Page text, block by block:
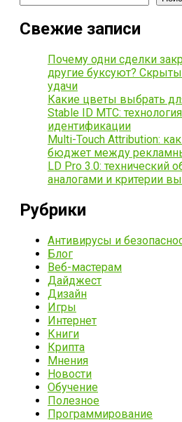
Свежие записи
Почему одни сделки
другие буксуют?
удачи
Какие цветы выбрать
Stable ID МТС:
идентификации
Multi-Touch Attribution:
бюджет между
LD Pro 3.0: технический
аналогами и критерии
Рубрики
Антивирусы и
Блог
Веб-мастерам
Дайджест
Дизайн
Игры
Интернет
Книги
Крипта
Мнения
Новости
Обучение
Полезное
Программирование